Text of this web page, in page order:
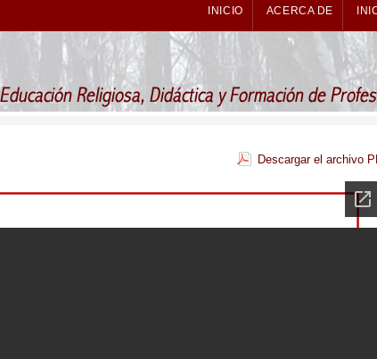
INICIO ACERCA DE
Descargar el archivo